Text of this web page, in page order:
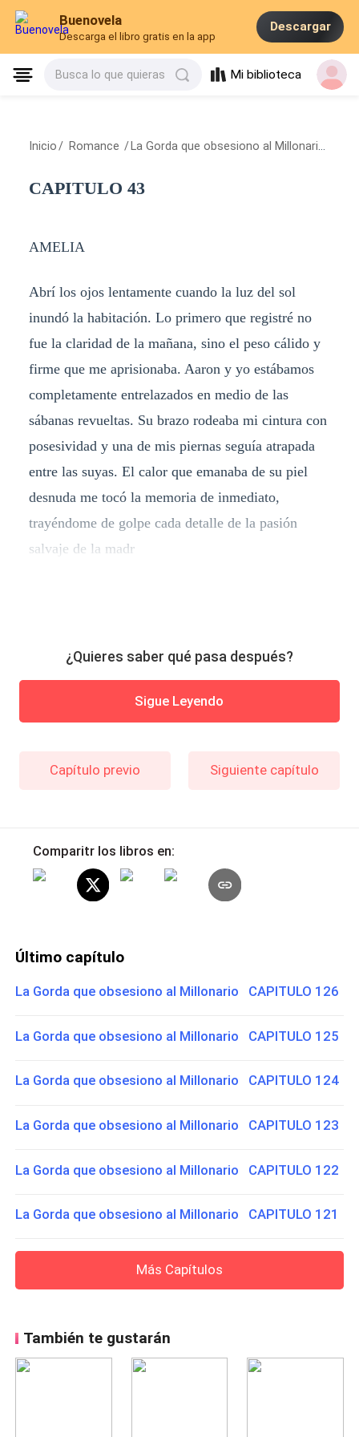
Buenovela
Descarga el libro gratis en la app
Descargar
Busca lo que quieras Mi biblioteca
Inicio / Romance / La Gorda que obsesiono al Millonario
CAPITULO 43
AMELIA
Abrí los ojos lentamente cuando la luz del sol
inundó la habitación. Lo primero que registré no
fue la claridad de la mañana, sino el peso cálido y
firme que me aprisionaba. Aaron y yo estábamos
completamente entrelazados en medio de las
sábanas revueltas. Su brazo rodeaba mi cintura con
posesividad y una de mis piernas seguía atrapada
entre las suyas. El calor que emanaba de su piel
desnuda me tocó la memoria de inmediato,
trayéndome de golpe cada detalle de la pasión
salvaje de la madr
¿Quieres saber qué pasa después?
Sigue Leyendo
Capítulo previo Siguiente capítulo
Comparitr los libros en:
Último capítulo
La Gorda que obsesiono al Millonario CAPITULO 126
La Gorda que obsesiono al Millonario CAPITULO 125
La Gorda que obsesiono al Millonario CAPITULO 124
La Gorda que obsesiono al Millonario CAPITULO 123
La Gorda que obsesiono al Millonario CAPITULO 122
La Gorda que obsesiono al Millonario CAPITULO 121
Más Capítulos
También te gustarán